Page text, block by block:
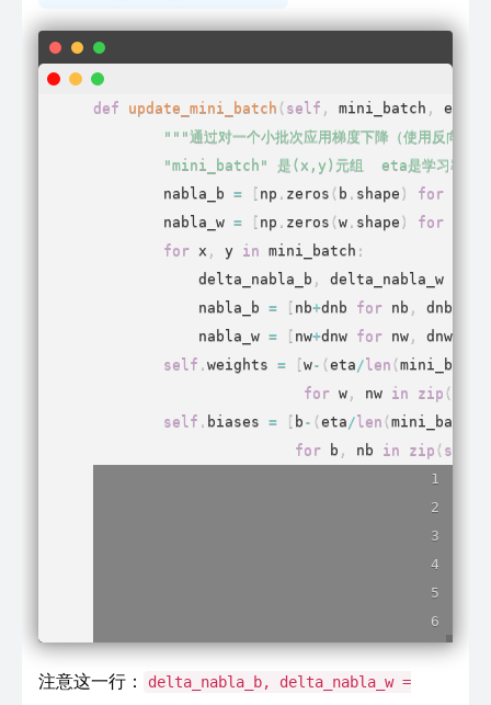
def update_mini_batch ( self , mini_batch , eta
"""通过对一个小批次应用梯度下降（使用反向传
"mini_batch" 是(x,y)元组  eta是学习率
        nabla_b
= [ np . zeros ( b . shape ) for
        nabla_w
= [ np . zeros (w . shape ) for
for x , y in mini_batch :
            delta_nabla_b
, delta_nabla_w
            nabla_b
= [ nb+dnb for nb , dnb
            nabla_w
= [ nw+dnw for nw , dnw
self . weights = [w- (eta /len (mini_batch
for w , nw in zip (
self . biases = [ b - (eta /len (mini_batch
for b , nb in zip ( self
注意这一行：
delta_nabla_b, delta_nabla_w =